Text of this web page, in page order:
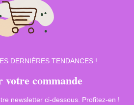
DERNIÈRES TENDANCES !
votre commande
newsletter ci-dessous. Profitez-en !